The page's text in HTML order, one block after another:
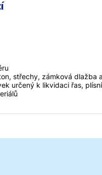
střechy, zámková dlažba
určený k likvidaci řas,